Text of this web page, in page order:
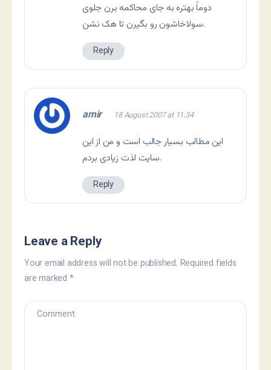
دوماً بهتره به جای محاکمه برن جلوی
سولاخاشون رو بگیرن تا هک نشن.
Reply
amir 18 August 2007 at 11:34
این مطالب بسیار جالب است و من از این
سایت لذت زیادی بردم.
Reply
Leave a Reply
Your email address will not be published. Required fields
are marked *